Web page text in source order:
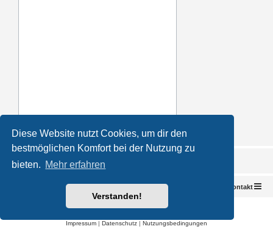
Diese Website nutzt Cookies, um dir den
bestmöglichen Komfort bei der Nutzung zu
bieten. Mehr erfahren
Verstanden!
Foren-Übersicht Kontakt
Powered byphpBB® Forum Software © phpBB Limited
Impressum | Datenschutz | Nutzungsbedingungen